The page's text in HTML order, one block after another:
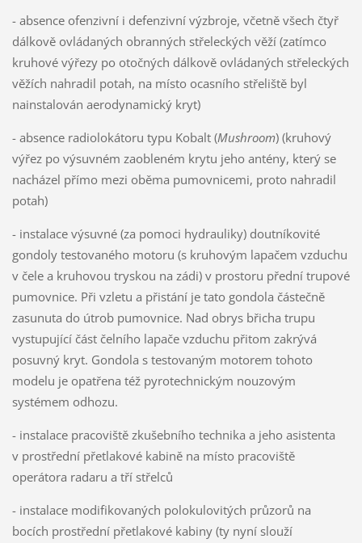
- absence ofenzivní i defenzivní výzbroje, včetně všech čtyř
dálkově ovládaných obranných střeleckých věží (zatímco
kruhové výřezy po otočných dálkově ovládaných střeleckých
věžích nahradil potah, na místo ocasního střeliště byl
nainstalován aerodynamický kryt)
- absence radiolokátoru typu Kobalt (Mushroom) (kruhový
výřez po výsuvném zaobleném krytu jeho antény, který se
nacházel přímo mezi oběma pumovnicemi, proto nahradil
potah)
- instalace výsuvné (za pomoci hydrauliky) doutníkovité
gondoly testovaného motoru (s kruhovým lapačem vzduchu
v čele a kruhovou tryskou na zádi) v prostoru přední trupové
pumovnice. Při vzletu a přistání je tato gondola částečně
zasunuta do útrob pumovnice. Nad obrys břicha trupu
vystupující část čelního lapače vzduchu přitom zakrývá
posuvný kryt. Gondola s testovaným motorem tohoto
modelu je opatřena též pyrotechnickým nouzovým
systémem odhozu.
- instalace pracoviště zkušebního technika a jeho asistenta
v prostřední přetlakové kabině na místo pracoviště
operátora radaru a tří střelců
- instalace modifikovaných polokulovitých průzorů na
bocích prostřední přetlakové kabiny (ty nyní slouží